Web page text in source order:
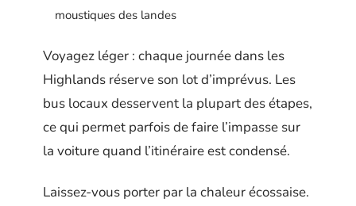
moustiques des landes
Voyagez léger : chaque journée dans les
Highlands réserve son lot d’imprévus. Les
bus locaux desservent la plupart des étapes,
ce qui permet parfois de faire l’impasse sur
la voiture quand l’itinéraire est condensé.
Laissez-vous porter par la chaleur écossaise.